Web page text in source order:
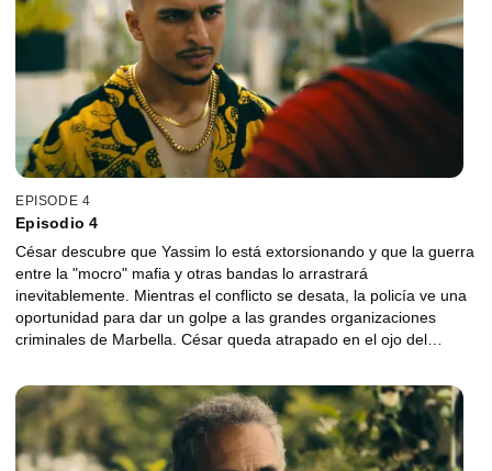
EPISODE 4
Episodio 4
César descubre que Yassim lo está extorsionando y que la guerra
entre la "mocro" mafia y otras bandas lo arrastrará
inevitablemente. Mientras el conflicto se desata, la policía ve una
oportunidad para dar un golpe a las grandes organizaciones
criminales de Marbella. César queda atrapado en el ojo del